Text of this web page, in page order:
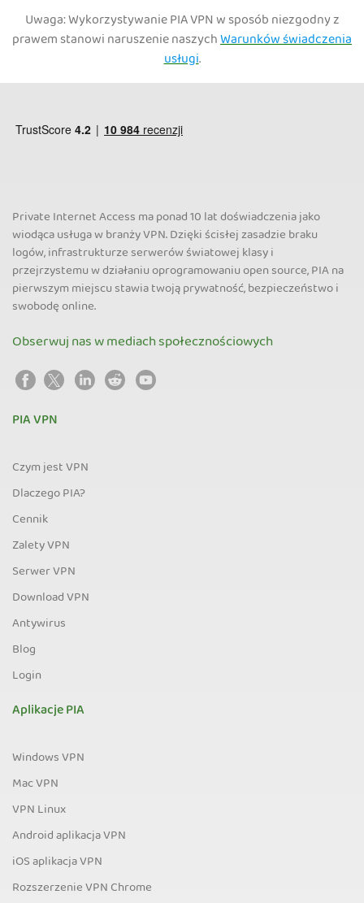
Uwaga: Wykorzystywanie PIA VPN w sposób niezgodny z
prawem stanowi naruszenie naszychWarunków świadczenia
usługi.
Private Internet Access ma ponad 10 lat doświadczenia jako
wiodąca usługa w branży VPN. Dzięki ścisłej zasadzie braku
logów, infrastrukturze serwerów światowej klasy i
przejrzystemu w działaniu oprogramowaniu open source, PIA na
pierwszym miejscu stawia twoją prywatność, bezpieczeństwo i
swobodę online.
Obserwuj nas w mediach społecznościowych
PIA VPN
Czym jest VPN
Dlaczego PIA?
Cennik
Zalety VPN
Serwer VPN
Download VPN
Antywirus
Blog
Login
Aplikacje PIA
Windows VPN
Mac VPN
VPN Linux
Android aplikacja VPN
iOS aplikacja VPN
Rozszerzenie VPN Chrome